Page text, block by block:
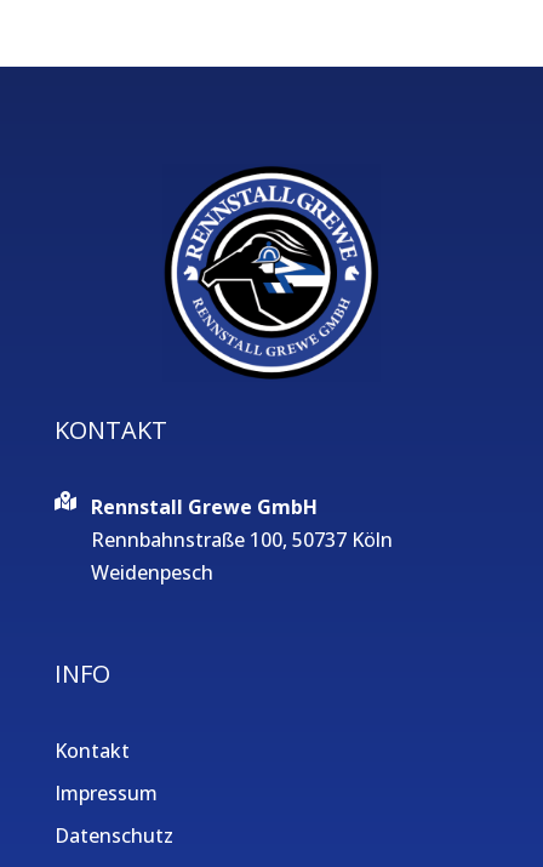
KONTAKT
Rennstall Grewe GmbH
Rennbahnstraße 100, 50737 Köln
Weidenpesch
INFO
Kontakt
Impressum
Datenschutz